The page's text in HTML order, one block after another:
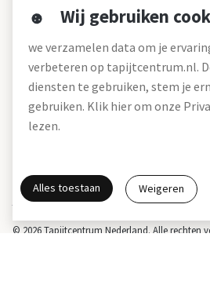
Over tapijtcentrum
Werken bij
Montageservice
Blog
© 2026 Tapijtcentrum Nederland. Alle rechten
Actie- en betalingsvoorwaarden * Gratis
Wij gebruiken
we verzamelen data om je
verbeteren op tapijtcentrum.nl.
diensten te gebruiken, stem je
gebruiken. Klik hier om onze
lezen.
Alles toestaan Weigeren